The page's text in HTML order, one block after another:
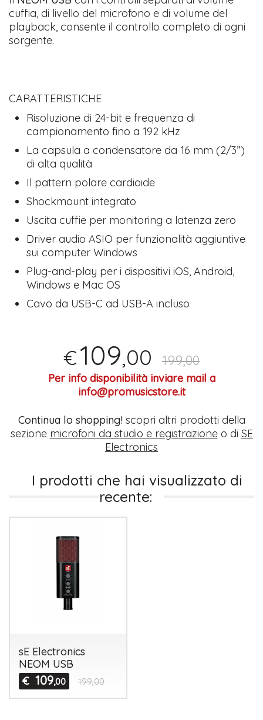
cuffia, di livello del microfono e di volume del
playback, consente il controllo completo di ogni
sorgente.
CARATTERISTICHE
Risoluzione di 24-bit e frequenza di
campionamento fino a 192 kHz
La capsula a condensatore da 16 mm (2/3”)
di alta qualità
Il pattern polare cardioide
Shockmount integrato
Uscita cuffie per monitoring a latenza zero
Driver audio ASIO per funzionalità aggiuntive
sui computer Windows
Plug-and-play per i dispositivi iOS, Android,
Windows e Mac OS
Cavo da USB-C ad USB-A incluso
€109,00 199,00
Per info disponibilità inviare mail a
info@promusicstore.it
Continua lo shopping!scopri altri prodotti della
sezione microfoni da studio e registrazioneo di SE
Electronics
I prodotti che hai visualizzato di
recente:
sE Electronics
NEOM USB
€ 109,00 199,00